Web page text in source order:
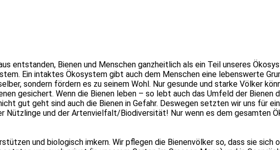
entstanden, Bienen und Menschen ganzheitlich als ein Teil unseres
Ein intaktes Ökosystem gibt auch dem Menschen eine lebenswerte
sondern fördern es zu seinem Wohl. Nur gesunde und starke Völker
gesichert. Wenn die Bienen leben – so lebt auch das Umfeld der Bienen
gut geht sind auch die Bienen in Gefahr. Deswegen setzten wir uns für
Nützlinge und der Artenvielfalt/Biodiversität! Nur wenn es dem gesamten
und biologisch imkern. Wir pflegen die Bienenvölker so, dass sie sich